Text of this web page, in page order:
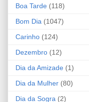
Boa Tarde (118)
Bom Dia (1047)
Carinho (124)
Dezembro (12)
Dia da Amizade (1)
Dia da Mulher (80)
Dia da Sogra (2)